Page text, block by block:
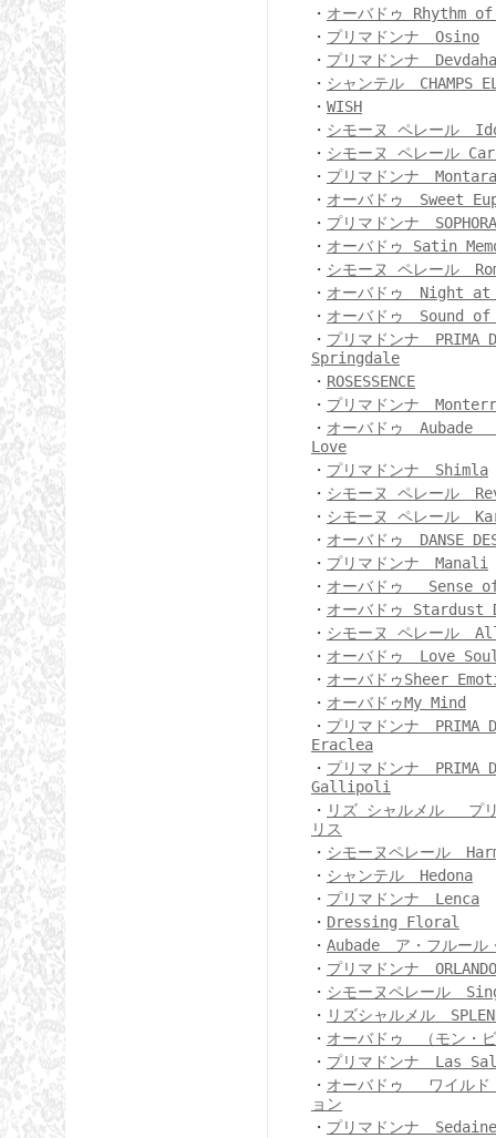
・ オーバドゥ Rhythm
・ プリマドンナ Osino
・ プリマドンナ Devdaha
・ シャンテル CHAMPS
・ WISH
・ シモーヌ ペレール
・ シモーヌ ペレール
・ プリマドンナ Montara
・ オーバドゥ Sweet
・ プリマドンナ SOPHORA
・ オーバドゥ Satin
・ シモーヌ ペレール
・ オーバドゥ Night at
・ オーバドゥ Sound
・ プリマドンナ PRIMA
Springdale
・ ROSESSENCE
・ プリマドンナ
・ オーバドゥ Aubade
Love
・ プリマドンナ Shimla
・ シモーヌ ペレール
・ シモーヌ ペレール
・ オーバドゥ DANSE
・ プリマドンナ Manali
・ オーバドゥ Sense
・ オーバドゥ Stardust
・ シモーヌ ペレール
・ オーバドゥ Love
・ オーバドゥSheer
・ オーバドゥMy Mind
・ プリマドンナ PRIMA
Eraclea
・ プリマドンナ PRIMA
Gallipoli
・ リズ シャルメル プ
リス
・ シモーヌペレール
・ シャンテル Hedona
・ プリマドンナ Lenca
・ Dressing Floral
・ Aubade ア・フルール
・ プリマドンナ ORLANDO
・ シモーヌペレール
・ リズシャルメル
・ オーバドゥ （モン・
・ プリマドンナ Las
・ オーバドゥ ワイルド
ョン
・ プリマドンナ Sedaine